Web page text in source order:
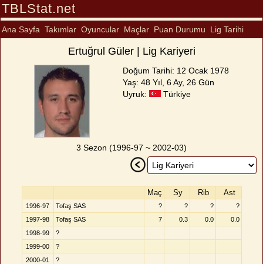
TBLStat.net
Ana Sayfa Takımlar Oyuncular Maçlar Puan Durumu Lig Tarihi
Ertuğrul Güler | Lig Kariyeri
Doğum Tarihi: 12 Ocak 1978
Yaş: 48 Yıl, 6 Ay, 26 Gün
Uyruk:
Türkiye
3 Sezon (1996-97 ~ 2002-03)
Maç Sy Rib Ast
1996-97 Tofaş SAS ? ? ?
?
1997-98
Tofaş SAS 7 0.3 0.0
0.0
1998-99
?
1999-00
?
2000-01
?